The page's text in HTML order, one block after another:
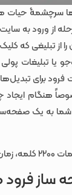
سرچشمۀ حیات
از ورود به
تبلیغی که
یا تبلیغات
برای
هنگام ایجاد
به یک
دقیقه.
ساز